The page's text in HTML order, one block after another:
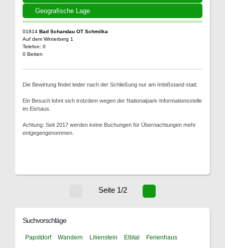
Geografische Lage
01814 Bad Schandau OT Schmilka
Auf dem Winterberg 1
Telefon: 0
0 Betten
Die Bewirtung findet leider nach der Schließung nur am Imbißstand statt.
Ein Besuch lohnt sich trotzdem wegen der Nationalpark-Informationsstelle
im Eishaus.
Achtung: Seit 2017 werden keine Buchungen für Übernachtungen mehr
entgegengenommen.
Seite 1/2
Suchvorschläge
Papstdorf Wandern Lilienstein Elbtal
Ferienhaus